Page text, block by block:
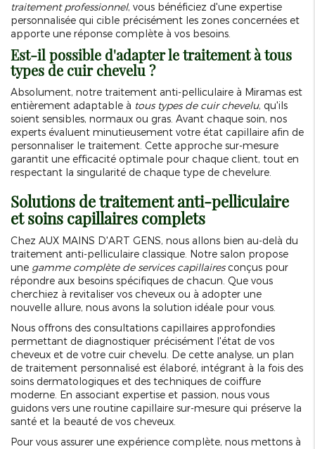
traitement professionnel, vous bénéficiez d'une expertise
personnalisée qui cible précisément les zones concernées et
apporte une réponse complète à vos besoins.
Est-il possible d'adapter le traitement à tous
types de cuir chevelu ?
Absolument, notre traitement anti-pelliculaire à Miramas est
entièrement adaptable à tous types de cuir chevelu, qu'ils
soient sensibles, normaux ou gras. Avant chaque soin, nos
experts évaluent minutieusement votre état capillaire afin de
personnaliser le traitement. Cette approche sur-mesure
garantit une efficacité optimale pour chaque client, tout en
respectant la singularité de chaque type de chevelure.
Solutions de traitement anti-pelliculaire
et soins capillaires complets
Chez AUX MAINS D'ART GENS, nous allons bien au-delà du
traitement anti-pelliculaire classique. Notre salon propose
une gamme complète de services capillairesconçus pour
répondre aux besoins spécifiques de chacun. Que vous
cherchiez à revitaliser vos cheveux ou à adopter une
nouvelle allure, nous avons la solution idéale pour vous.
Nous offrons des consultations capillaires approfondies
permettant de diagnostiquer précisément l'état de vos
cheveux et de votre cuir chevelu. De cette analyse, un plan
de traitement personnalisé est élaboré, intégrant à la fois des
soins dermatologiques et des techniques de coiffure
moderne. En associant expertise et passion, nous vous
guidons vers une routine capillaire sur-mesure qui préserve la
santé et la beauté de vos cheveux.
Pour vous assurer une expérience complète, nous mettons à